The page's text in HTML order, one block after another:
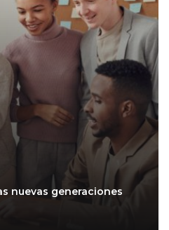
nuevas generaciones